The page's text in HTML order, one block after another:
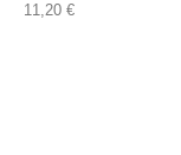
11,20 €